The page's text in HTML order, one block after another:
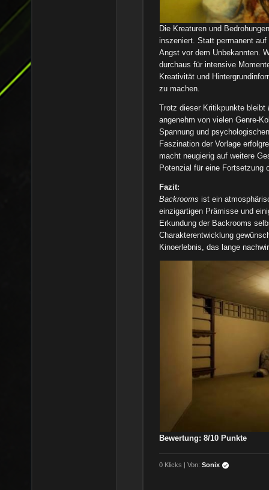
Die Kreaturen und
inszeniert. Statt permanent
Angst vor dem Unbekannten.
durchaus für intensive
Kreativität und
zu machen.
Trotz dieser Kritikpunkte bleibt
angenehm von vielen Genre-
Spannung und
Faszination der Vorlage
macht neugierig auf weitere
Potenzial für eine Fortsetzung
Fazit:
Backrooms ist ein
einzigartigen Prämisse und
Erkundung der Backrooms
Charakterentwicklung
Kinoerlebnis, das lange
Bewertung: 8/10 Punkte
0 Klicks | Von:Sonix